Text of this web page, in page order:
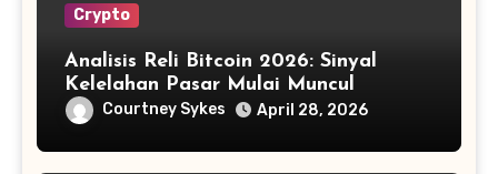
Crypto
Analisis Reli Bitcoin 2026: Sinyal
Kelelahan Pasar Mulai Muncul
Courtney Sykes April 28, 2026